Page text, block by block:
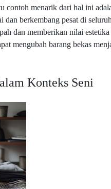
contoh menarik dari hal ini
dan berkembang pesat di
dan memberikan nilai
mengubah barang bekas
Konteks Seni